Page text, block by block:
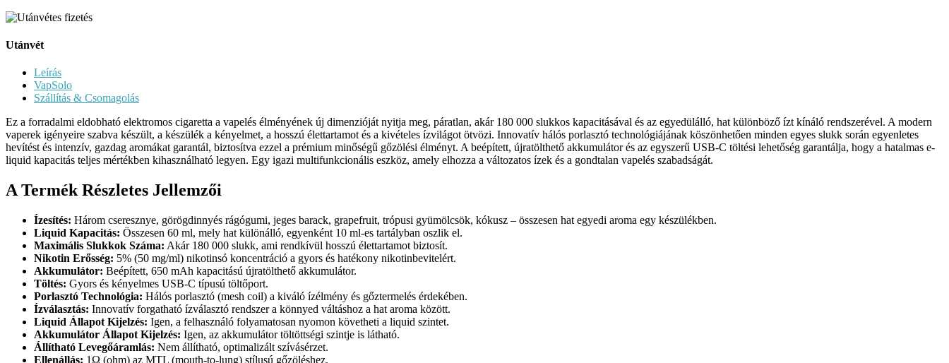
Utánvét
Leírás
VapSolo
Szállítás & Csomagolás
Ez a forradalmi eldobható elektromos cigaretta a vapelés élményének új dimenzióját nyitja meg, páratlan, akár 180 000 slukkos kapacitásával és az egyedülálló, hat különböző ízt kínáló rendszerével. A modern
vaperek igényeire szabva készült, a készülék a kényelmet, a hosszú élettartamot és a kivételes ízvilágot ötvözi. Innovatív hálós porlasztó technológiájának köszönhetően minden egyes slukk során egyenletes
hevítést és intenzív, gazdag aromákat garantál, biztosítva ezzel a prémium minőségű gőzölési élményt. A beépített, újratölthető akkumulátor és az egyszerű USB-C töltési lehetőség garantálja, hogy a hatalmas e-
liquid kapacitás teljes mértékben kihasználható legyen. Egy igazi multifunkcionális eszköz, amely elhozza a változatos ízek és a gondtalan vapelés szabadságát.
A Termék Részletes Jellemzői
Ízesítés: Három cseresznye, görögdinnyés rágógumi, jeges barack, grapefruit, trópusi gyümölcsök, kókusz – összesen hat egyedi aroma egy készülékben.
Liquid Kapacitás: Összesen 60 ml, mely hat különálló, egyenként 10 ml-es tartályban oszlik el.
Maximális Slukkok Száma: Akár 180 000 slukk, ami rendkívül hosszú élettartamot biztosít.
Nikotin Erősség: 5% (50 mg/ml) nikotinsó koncentráció a gyors és hatékony nikotinbevitelért.
Akkumulátor: Beépített, 650 mAh kapacitású újratölthető akkumulátor.
Töltés: Gyors és kényelmes USB-C típusú töltőport.
Porlasztó Technológia: Hálós porlasztó (mesh coil) a kiváló ízélmény és gőztermelés érdekében.
Ízválasztás: Innovatív forgatható ízválasztó rendszer a könnyed váltáshoz a hat aroma között.
Liquid Állapot Kijelzés: Igen, a felhasználó folyamatosan nyomon követheti a liquid szintet.
Akkumulátor Állapot Kijelzés: Igen, az akkumulátor töltöttségi szintje is látható.
Állítható Levegőáramlás: Nem állítható, optimalizált szívásérzet.
Ellenállás: 1Ω (ohm) az MTL (mouth-to-lung) stílusú gőzöléshez.